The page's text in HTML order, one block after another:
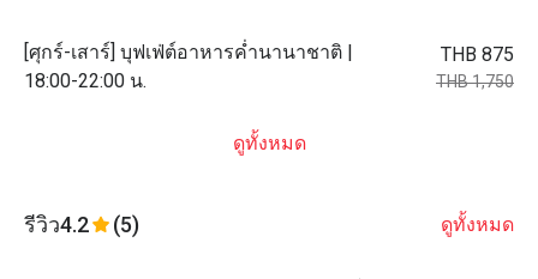
[ศุกร์-เสาร์] บุฟเฟ่ต์อาหารค่ำนานาชาติ |
18:00-22:00 น.
THB 875
THB 1,750
ดูทั้งหมด
รีวิว4.2 (5) ดูทั้งหมด